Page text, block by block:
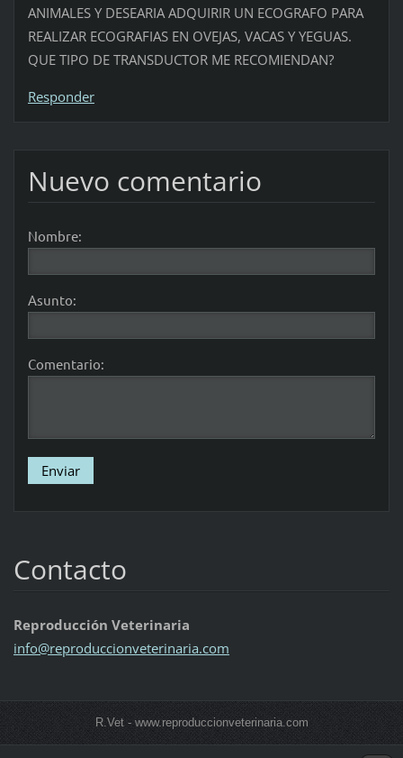
ANIMALES Y DESEARIA ADQUIRIR UN ECOGRAFO PARA
REALIZAR ECOGRAFIAS EN OVEJAS, VACAS Y YEGUAS.
QUE TIPO DE TRANSDUCTOR ME RECOMIENDAN?
Responder
Nuevo comentario
Nombre:
Asunto:
Comentario:
Contacto
Reproducción Veterinaria
info@reproduccionveterinaria.com
R.Vet - www.reproduccionveterinaria.com